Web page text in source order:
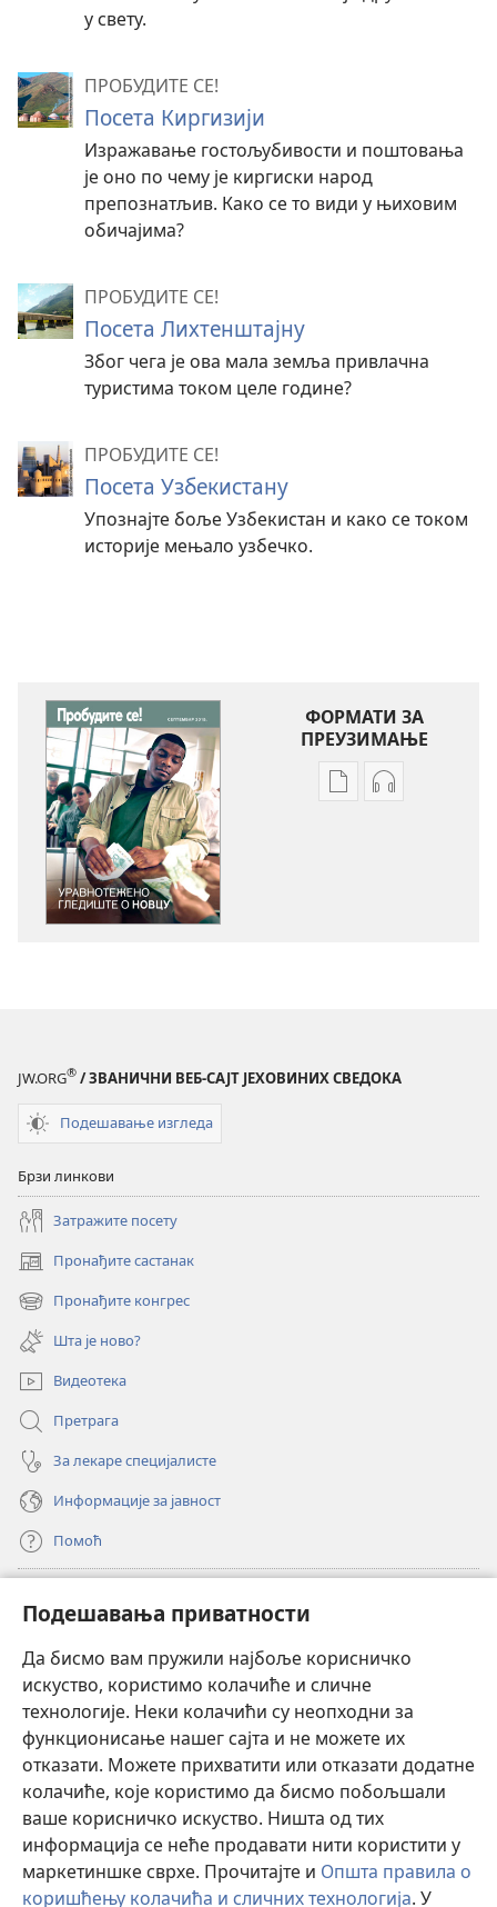
Подешавања приватности
Да бисмо вам пружили најбоље корисничко
искуство, користимо колачиће и сличне
технологије. Неки колачићи су неопходни за
функционисање нашег сајта и не можете их
отказати. Можете прихватити или отказати додатне
колачиће, које користимо да бисмо побољшали
ваше корисничко искуство. Ништа од тих
информација се неће продавати нити користити у
маркетиншке сврхе. Прочитајте и Општа правила о
коришћењу колачића и сличних технологија. У
у свету.
ПРОБУДИТЕ СЕ!
Посета Киргизији
Изражавање гостољубивости и поштовања
је оно по чему је киргиски народ
препознатљив. Како се то види у њиховим
обичајима?
ПРОБУДИТЕ СЕ!
Посета Лихтенштајну
Због чега је ова мала земља привлачна
туристима током целе године?
ПРОБУДИТЕ СЕ!
Посета Узбекистану
Упознајте боље Узбекистан и како се током
историје мењало узбечко.
ФОРМАТИ ЗА
ПРЕУЗИМАЊЕ
ФорматиФормати
JW.ORG® / ЗВАНИЧНИ ВЕБ-САЈТ ЈЕХОВИНИХ СВЕДОКА
Подешавање изгледа
Брзи линкови
Затражите посету
Пронађите састанак
(отвара
нови
прозор)
Пронађите конгрес
(отвара
нови
прозор)
Шта је ново?
Видеотека
Претрага
За лекаре специјалисте
Информације за јавност
Помоћ
(отвара
нови
прозор)ОНЛАЈН БИБЛИОТЕКА Watchtower
(отвара
нови
прозор)JW Hub®
(отвара
нови
прозор)JW Library
Watchtower Library ®